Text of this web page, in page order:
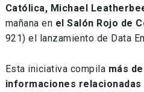
Católica, Michael
mañana en el Salón Rojo de
921) el lanzamiento de Data
Esta iniciativa compila más
informaciones relacionadas